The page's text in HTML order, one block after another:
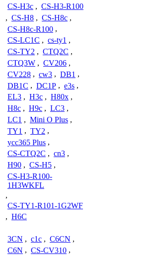
CS-H3c , CS-H3-R100
, CS-H8 , CS-H8c ,
CS-H8c-R100 ,
CS-LC1C , cs-ty1 ,
CS-TY2 , CTQ2C ,
CTQ3W , CV206 ,
CV228 , cw3 , DB1 ,
DB1C , DC1P , e3s ,
EL3 , H3c , H80x ,
H8c , H9c , LC3 ,
LC1 , Mini O Plus ,
TY1 , TY2 ,
ycc365 Plus ,
CS-CTQ2C , cn3 ,
H90 , CS-H5 ,
CS-H3-R100-
1H3WKFL
,
CS-TY1-R101-1G2WF
, H6C
3CN , c1c , C6CN ,
C6N , CS-CV310 ,